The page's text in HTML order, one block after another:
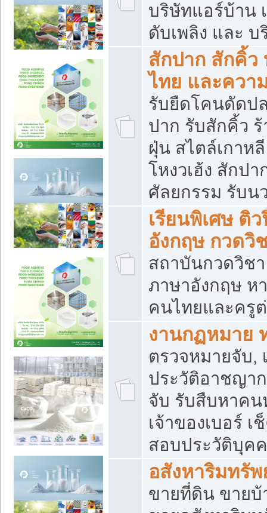
บริษัทแอร์บ้าน
ดับเพลิง และ
สักปาก สักคิ้
ไทย และควา
รับยืดโคนดัดป
ปาก รับสักคิ้ว
ฝุ่น สไตล์เกาห
โหงวเฮ้ง สักป
ศัลยกรรม รับน
เรียนพิเศษ ติ
อังกฤษ กวดวิ
สถาบันกวดวิช
ภาษาอังกฤษ ห
คนไทยและครู
งานกฏหมาย
ตรวจหมายจับ,
ประวัติอาชญา
จับ รับสืบหาคน
เจ้าของเบอร์
สอบประวัติบุค
อสังหาริมทรัพ
ขายที่ดิน ขายบ้